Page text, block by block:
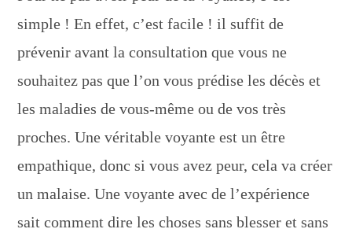
simple ! En effet, c’est facile ! il suffit de
prévenir avant la consultation que vous ne
souhaitez pas que l’on vous prédise les décès et
les maladies de vous-même ou de vos très
proches. Une véritable voyante est un être
empathique, donc si vous avez peur, cela va créer
un malaise. Une voyante avec de l’expérience
sait comment dire les choses sans blesser et sans